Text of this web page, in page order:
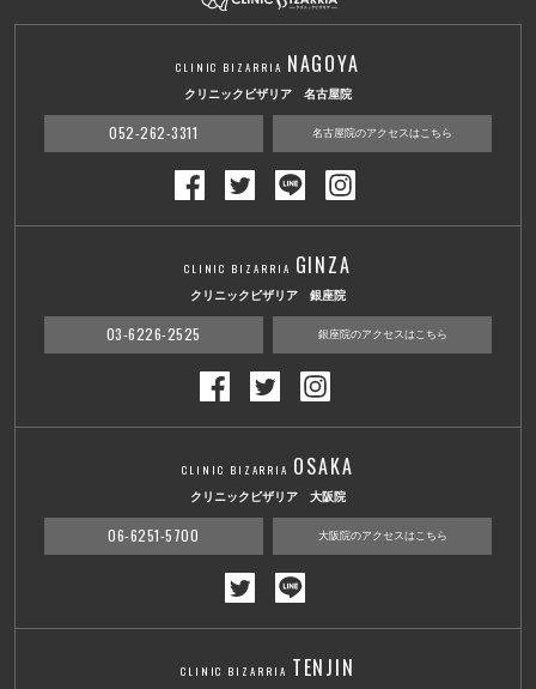
CLINIC BIZARRIA NAGOYA
クリニックビザリア 名古屋院
052-262-3311 名古屋院のアクセスはこちら
CLINIC BIZARRIA GINZA
クリニックビザリア 銀座院
03-6226-2525 銀座院のアクセスはこちら
CLINIC BIZARRIA OSAKA
クリニックビザリア 大阪院
06-6251-5700 大阪院のアクセスはこちら
CLINIC BIZARRIA TENJIN